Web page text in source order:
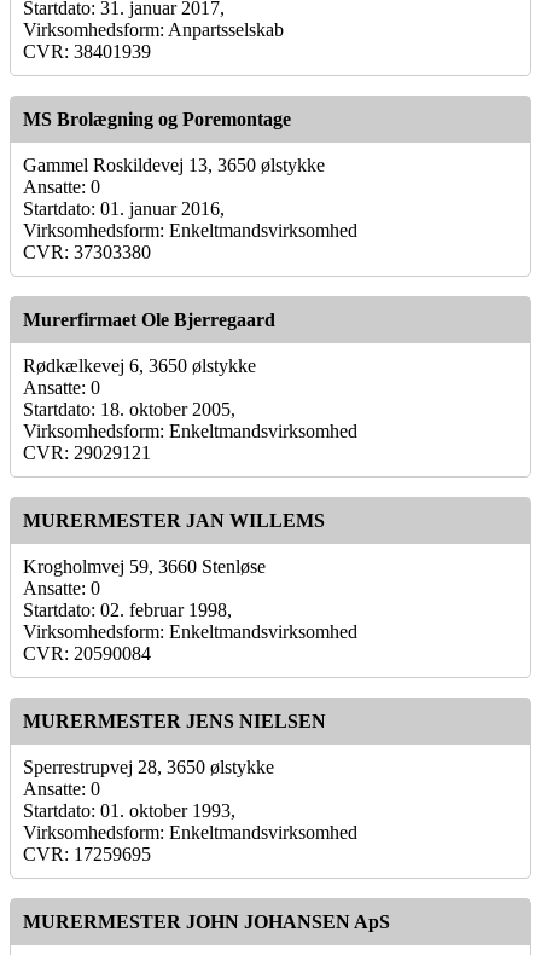
Startdato: 31. januar 2017,
Virksomhedsform: Anpartsselskab
CVR: 38401939
MS Brolægning og Poremontage
Gammel Roskildevej 13, 3650 ølstykke
Ansatte: 0
Startdato: 01. januar 2016,
Virksomhedsform: Enkeltmandsvirksomhed
CVR: 37303380
Murerfirmaet Ole Bjerregaard
Rødkælkevej 6, 3650 ølstykke
Ansatte: 0
Startdato: 18. oktober 2005,
Virksomhedsform: Enkeltmandsvirksomhed
CVR: 29029121
MURERMESTER JAN WILLEMS
Krogholmvej 59, 3660 Stenløse
Ansatte: 0
Startdato: 02. februar 1998,
Virksomhedsform: Enkeltmandsvirksomhed
CVR: 20590084
MURERMESTER JENS NIELSEN
Sperrestrupvej 28, 3650 ølstykke
Ansatte: 0
Startdato: 01. oktober 1993,
Virksomhedsform: Enkeltmandsvirksomhed
CVR: 17259695
MURERMESTER JOHN JOHANSEN ApS